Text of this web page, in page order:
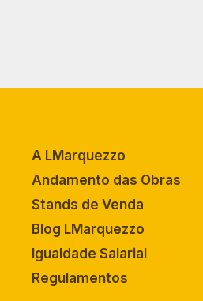
A LMarquezzo
Andamento das Obras
Stands de Venda
Blog LMarquezzo
Igualdade Salarial
Regulamentos